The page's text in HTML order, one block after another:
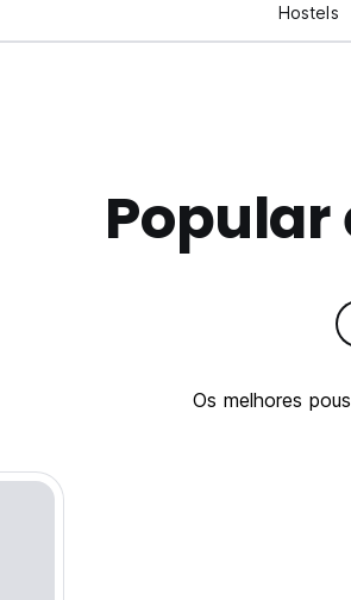
Hostels
Popular
Os melhores